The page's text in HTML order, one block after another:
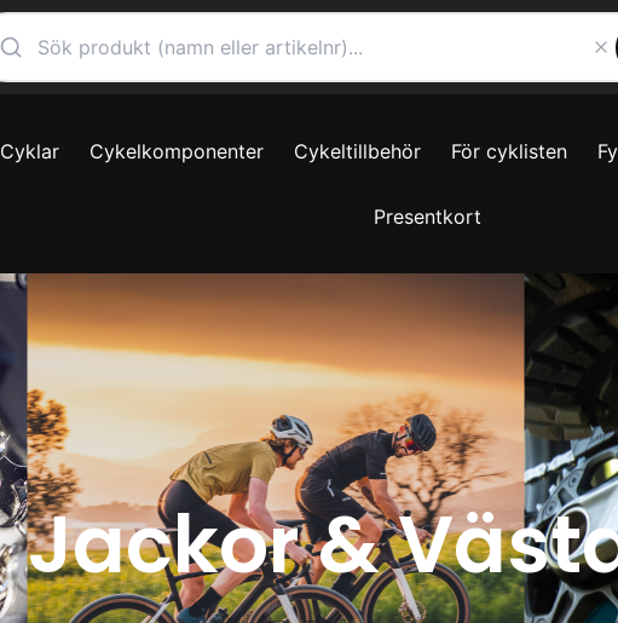
Cyklar Cykelkomponenter Cykeltillbehör För cyklisten
Presentkort
Jackor &